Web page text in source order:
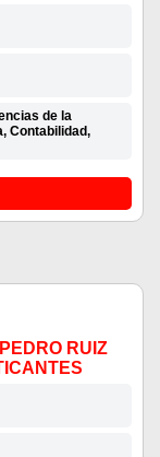
de la
Contabilidad,
RUIZ